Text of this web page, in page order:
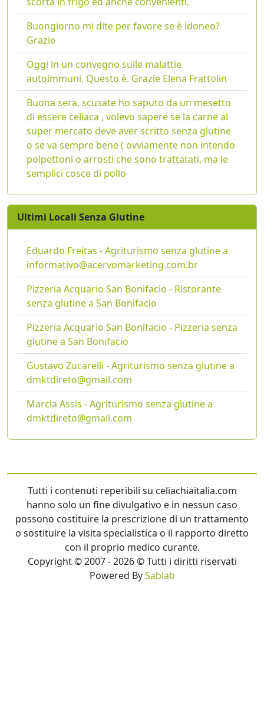
Buongiorno mi dite per favore se è idoneo?
Grazie
Oggi in un convegno sulle malattie
autoimmuni. Questo è. Grazie Elena Frattolin
Buona sera, scusate ho saputo da un mesetto
di essere celiaca , volevo sapere se la carne al
super mercato deve aver scritto senza glutine
o se va sempre bene ( ovviamente non intendo
polpettoni o arrosti che sono trattatati, ma le
semplici cosce di pollo
Ultimi Locali Senza Glutine
Eduardo Freitas - Agriturismo senza glutine a
informativo@acervomarketing.com.br
Pizzeria Acquario San Bonifacio - Ristorante
senza glutine a San Bonifacio
Pizzeria Acquario San Bonifacio - Pizzeria senza
glutine a San Bonifacio
Gustavo Zucarelli - Agriturismo senza glutine a
dmktdireto@gmail.com
Marcia Assis - Agriturismo senza glutine a
dmktdireto@gmail.com
Tutti i contenuti reperibili su celiachiaitalia.com
hanno solo un fine divulgativo e in nessun caso
possono costituire la prescrizione di un trattamento
o sostituire la visita specialistica o il rapporto diretto